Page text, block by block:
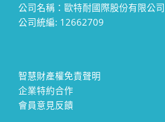
公司名稱：歐特耐國際股份有限公司
公司統編: 12662709
智慧財產權免責聲明
企業特約合作
會員意見反饋